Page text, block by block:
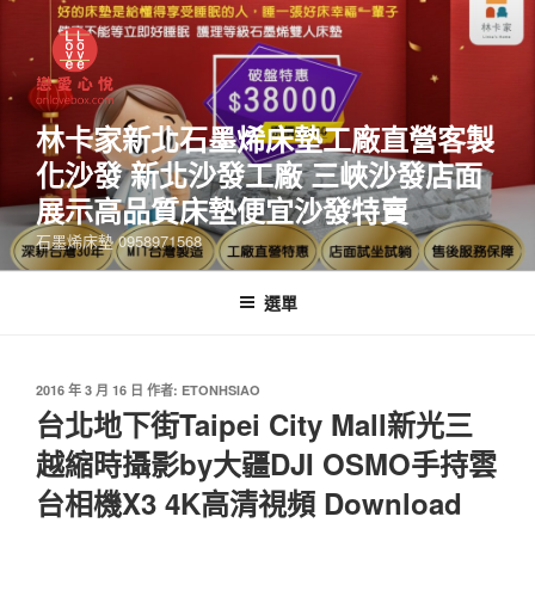
林卡家新北石墨烯床墊工廠直營客製
化沙發 新北沙發工廠 三峽沙發店面
展示高品質床墊便宜沙發特賣
石墨烯床墊 0958971568
選單
2016 年 3 月 16 日 作者: ETONHSIAO
台北地下街Taipei City Mall新光三
越縮時攝影by大疆DJI OSMO手持雲
台相機X3 4K高清視頻 Download